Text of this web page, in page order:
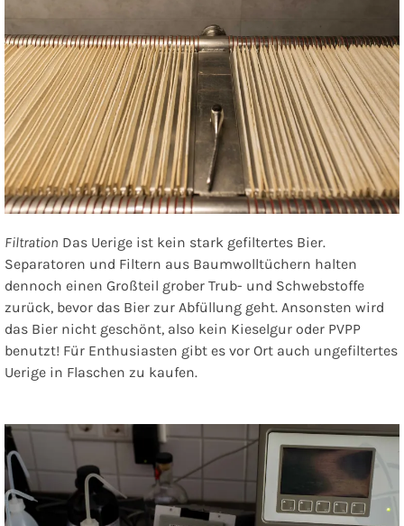
Filtration Das Uerige ist kein stark gefiltertes Bier.
Separatoren und Filtern aus Baumwolltüchern halten
dennoch einen Großteil grober Trub- und Schwebstoffe
zurück, bevor das Bier zur Abfüllung geht. Ansonsten wird
das Bier nicht geschönt, also kein Kieselgur oder PVPP
benutzt! Für Enthusiasten gibt es vor Ort auch ungefiltertes
Uerige in Flaschen zu kaufen.